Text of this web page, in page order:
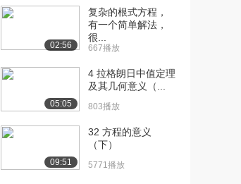
[10] 1.2.2 古典概型（排列
组合）理...
9448播放
10:55
[11] 1.2.2 古典概型（排列
10:53
[12] 1.2.2 古典概型（排列
02:56
复杂的根式方程，
有一个简单解法，
很...
667播放
05:05
4 拉格朗日中值定理
及其几何意义（...
803播放
09:51
32 方程的意义
（下）
5771播放